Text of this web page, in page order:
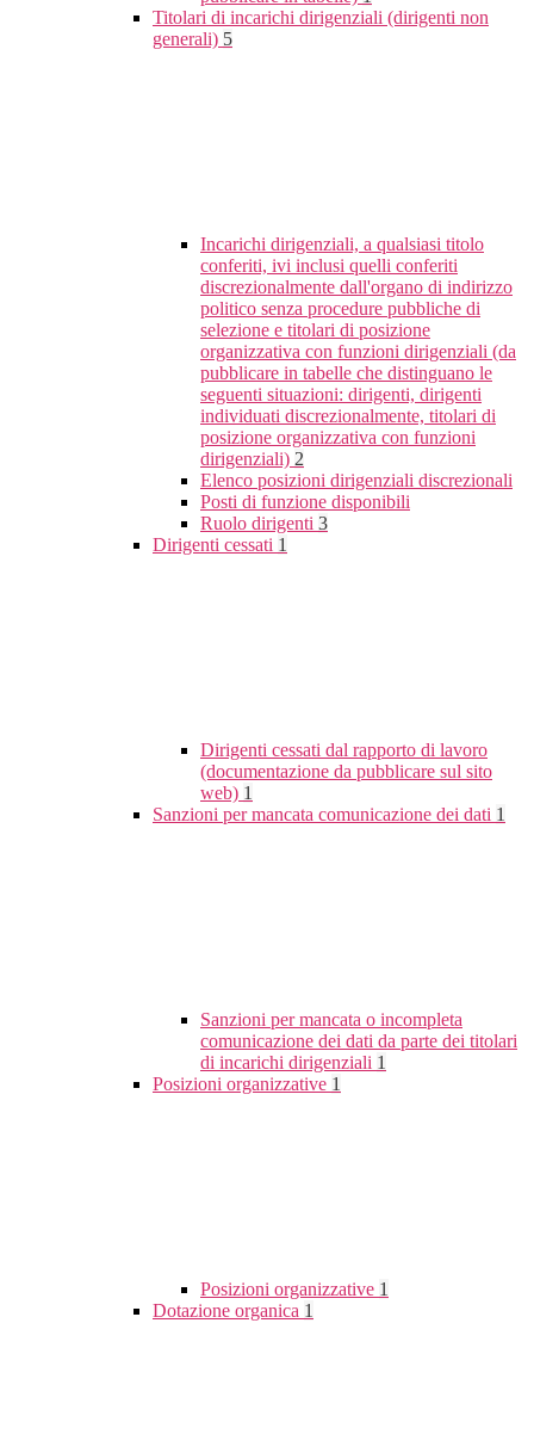
Titolari di incarichi dirigenziali (dirigenti non
generali) 5
Incarichi dirigenziali, a qualsiasi titolo
conferiti, ivi inclusi quelli conferiti
discrezionalmente dall'organo di indirizzo
politico senza procedure pubbliche di
selezione e titolari di posizione
organizzativa con funzioni dirigenziali (da
pubblicare in tabelle che distinguano le
seguenti situazioni: dirigenti, dirigenti
individuati discrezionalmente, titolari di
posizione organizzativa con funzioni
dirigenziali) 2
Elenco posizioni dirigenziali discrezionali
Posti di funzione disponibili
Ruolo dirigenti 3
Dirigenti cessati 1
Dirigenti cessati dal rapporto di lavoro
(documentazione da pubblicare sul sito
web) 1
Sanzioni per mancata comunicazione dei dati 1
Sanzioni per mancata o incompleta
comunicazione dei dati da parte dei titolari
di incarichi dirigenziali 1
Posizioni organizzative 1
Posizioni organizzative 1
Dotazione organica 1